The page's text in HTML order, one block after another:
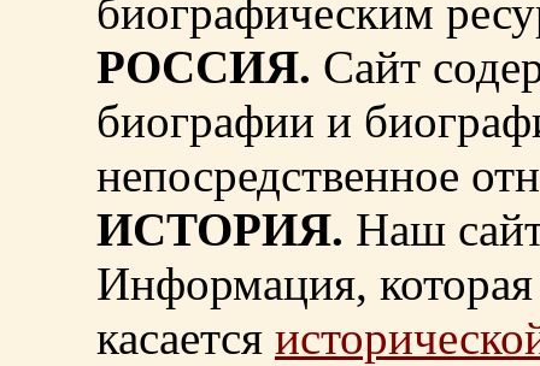
биографическим
РОССИЯ. Сайт
биографии и
непосредственное
ИСТОРИЯ. Наш
Информация, которая
касается